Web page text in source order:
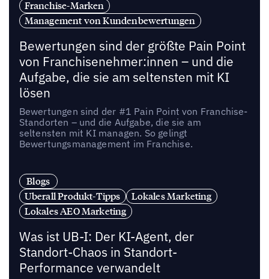
Franchise-Marken
Management von Kundenbewertungen
Bewertungen sind der größte Pain Point
von Franchisenehmer:innen – und die
Aufgabe, die sie am seltensten mit KI
lösen
Bewertungen sind der #1 Pain Point von Franchise-
Standorten – und die Aufgabe, die sie am
seltensten mit KI managen. So gelingt
Bewertungsmanagement im Franchise.
Blogs
Uberall Produkt-Tipps
Lokales Marketing
Lokales AEO Marketing
Was ist UB-I: Der KI-Agent, der
Standort-Chaos in Standort-
Performance verwandelt